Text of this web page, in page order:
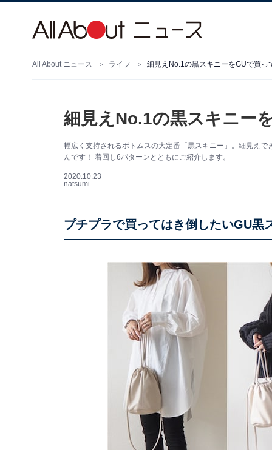
All About ニュース ライフ 細見えNo.1の黒スキニーをGUで買っ
細見えNo.1の黒スキニー
幅広く支持されるボトムスの大定番「黒スキニー」。細見え
んです！ 着回し6パターンとともにご紹介します。
2020.10.23
natsumi
プチプラで買ってはき倒したいGU黒